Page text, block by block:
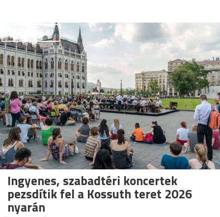
GOODAPEST
Ingyenes, szabadtéri koncertek
pezsdítik fel a Kossuth teret 2026
nyarán